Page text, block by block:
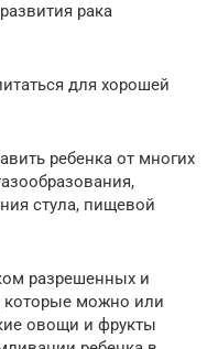
рака
для хорошей
ребенка от многих
стула, пищевой
разрешенных и
которые можно или
овощи и фрукты